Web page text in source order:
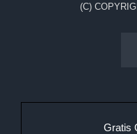
(C)
Gratis